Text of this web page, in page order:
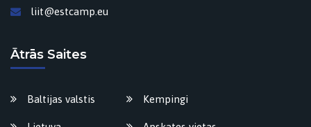
liit@estcamp.eu
Ātrās Saites
Baltijas valstis Kempingi